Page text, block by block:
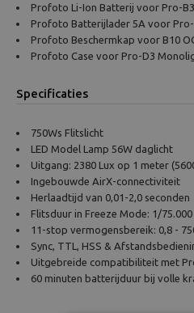
Profoto Li-Ion Batterij voor Pro-
Profoto Batterijlader 5A voor Pro-
Profoto Beschermkap voor B10
Profoto Case voor Pro-D3
Specificaties
750Ws Flitslicht
LED Model Lamp 56W daglicht
Uitgang: 2380 Lux op 1 meter
Ingebouwde AirX-connectiviteit
Herlaadtijd van 0,01-2,0 seconden
Flitsduur in Freeze Mode: 1/75.000
11-stop vermogensbereik: 0,8 -
Sync, TTL, HSS &
Uitgebreide compatibiliteit met
60 minuten batterijduur bij volle